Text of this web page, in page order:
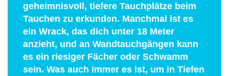
geheimnisvoll, tiefere Tauchplätze beim
Tauchen zu erkunden. Manchmal ist es
ein Wrack, das dich unter 18 Meter
anzieht, und an Wandtauchgängen kann
es ein riesiger Fächer oder Schwamm
sein. Was auch immer es ist, um in Tiefen